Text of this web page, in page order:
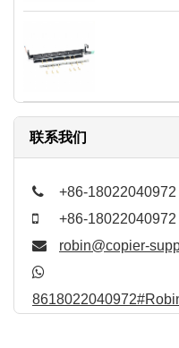
联系我们
+86-18022040972
+86-18022040972
robin@copier-